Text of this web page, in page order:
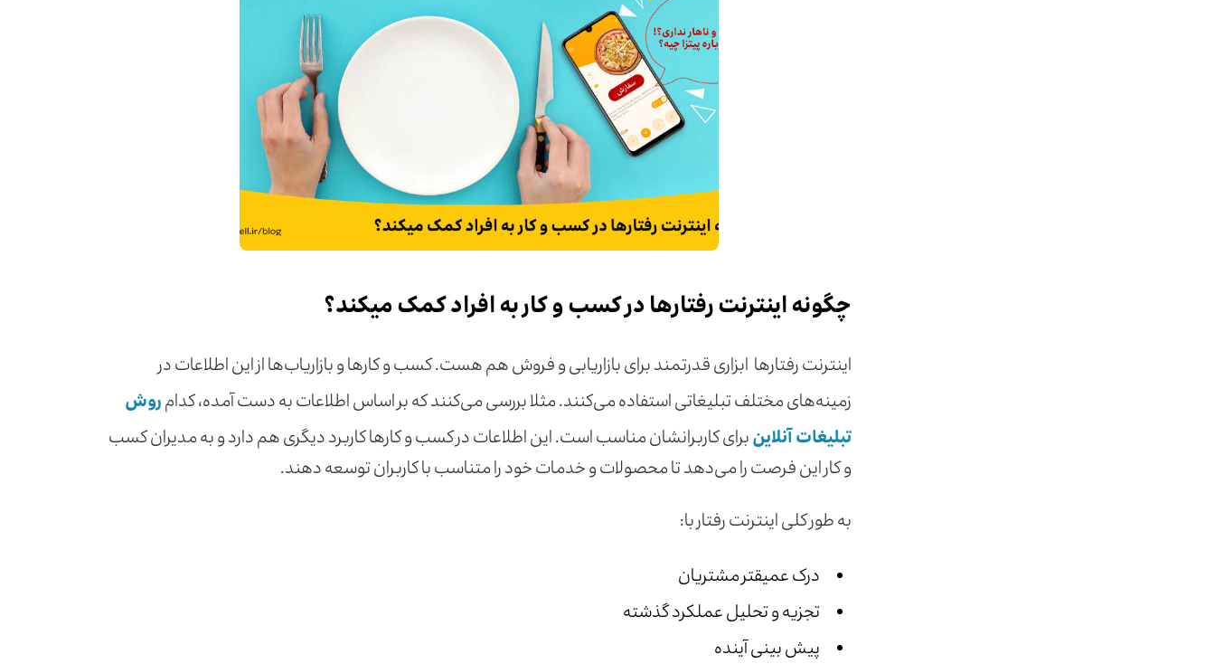
چگونه اینترنت رفتارها در کسب و کار به افراد کمک می­کند؟
اینترنت رفتارها ابزاری قدرتمند برای بازاریابی و فروش هم هست. کسب و کارها و بازاریاب‌ها از این اطلاعات در
زمینه‌های مختلف تبلیغاتی استفاده می‌کنند. مثلا بررسی می‌کنند که بر اساس اطلاعات به دست آمده، کدام روش
تبلیغات آنلاین برای کاربرانشان مناسب است. این اطلاعات در کسب و کارها کاربرد دیگری هم دارد و به مدیران کسب
و کار این فرصت را می‌دهد تا محصولات و خدمات خود را متناسب با کاربران توسعه دهند.
به طور کلی اینترنت رفتار با:
درک عمیق­تر مشتریان
تجزیه و تحلیل عملکرد گذشته
پیش بینی آینده